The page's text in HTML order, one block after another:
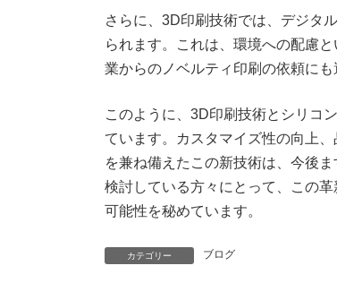
さらに、3D印刷技術では、デジタ
られます。これは、環境への配慮
業からのノベルティ印刷の依頼にも
このように、3D印刷技術とシリコ
ています。カスタマイズ性の向上
を兼ね備えたこの新技術は、今後
検討している方々にとって、この
可能性を秘めています。
カテゴリー ブログ